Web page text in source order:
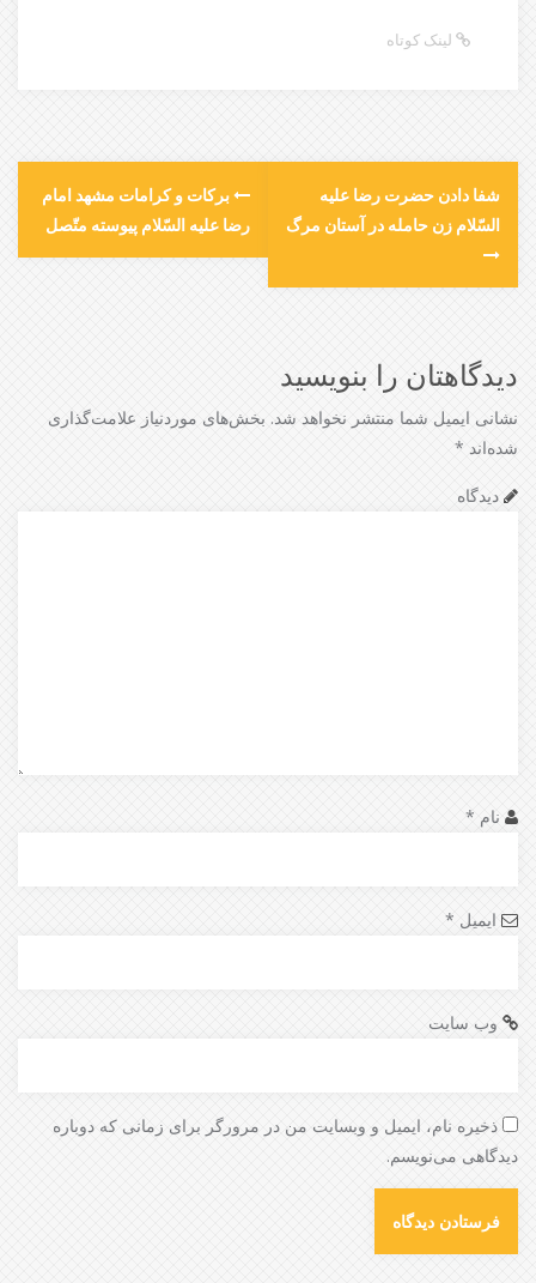
لینک کوتاه
بركات‌ و كرامات‌ مشهد امام‌
رضا عليه‌ السّلام‌ پيوسته‌ متّصل‌
شفا دادن حضرت رضا عليه
السّلام زن حامله در آستان مرگ
دیدگاهتان را بنویسید
نشانی ایمیل شما منتشر نخواهد شد. بخش‌های موردنیاز علامت‌گذاری
شده‌اند *
دیدگاه
نام *
ایمیل *
وب‌ سایت
ذخیره نام، ایمیل و وبسایت من در مرورگر برای زمانی که دوباره
دیدگاهی می‌نویسم.